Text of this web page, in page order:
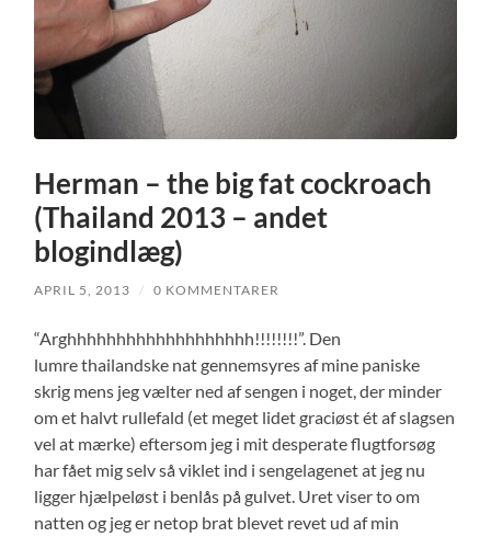
Herman – the big fat cockroach
(Thailand 2013 – andet
blogindlæg)
APRIL 5, 2013 / 0 KOMMENTARER
“Arghhhhhhhhhhhhhhhhhhh!!!!!!!!”. Den
lumrethailandske nat gennemsyres af mine paniske
skrig mens jeg vælter ned af sengen i noget, der minder
om et halvt rullefald (et meget lidet graciøst ét af slagsen
vel at mærke) eftersom jeg i mit desperate flugtforsøg
har fået mig selv så viklet ind i sengelagenet at jeg nu
ligger hjælpeløst i benlås på gulvet. Uret viser to om
natten og jeg er netop brat blevet revet ud af min